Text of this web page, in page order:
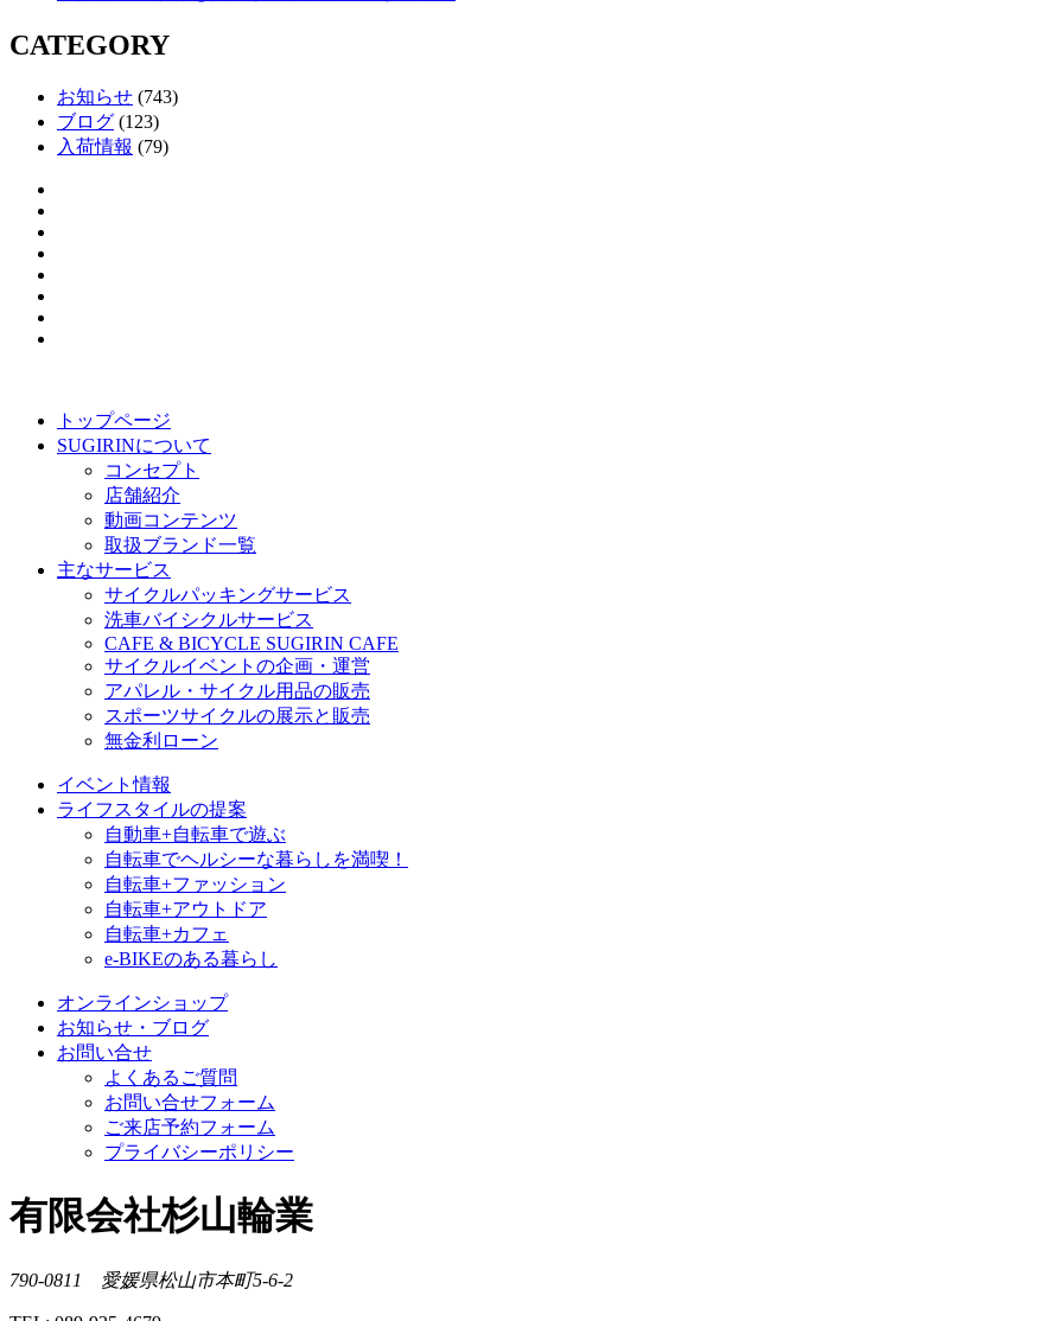
CATEGORY
お知らせ (743)
ブログ (123)
入荷情報 (79)
トップページ
SUGIRINについて
コンセプト
店舗紹介
動画コンテンツ
取扱ブランド一覧
主なサービス
サイクルパッキングサービス
洗車バイシクルサービス
CAFE & BICYCLE SUGIRIN CAFE
サイクルイベントの企画・運営
アパレル・サイクル用品の販売
スポーツサイクルの展示と販売
無金利ローン
イベント情報
ライフスタイルの提案
自動車+自転車で遊ぶ
自転車でヘルシーな暮らしを満喫！
自転車+ファッション
自転車+アウトドア
自転車+カフェ
e-BIKEのある暮らし
オンラインショップ
お知らせ・ブログ
お問い合せ
よくあるご質問
お問い合せフォーム
ご来店予約フォーム
プライバシーポリシー
有限会社杉山輪業
790-0811 愛媛県松山市本町5-6-2